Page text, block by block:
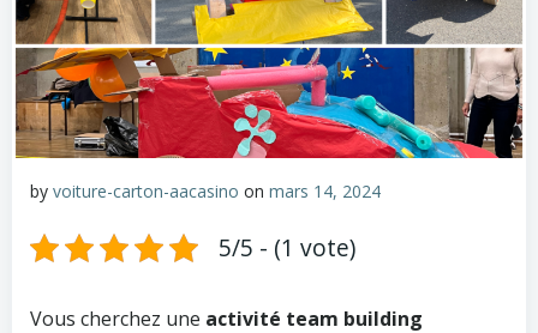
by voiture-carton-aacasino on mars 14, 2024
5/5 - (1 vote)
Vous cherchez une activité team building